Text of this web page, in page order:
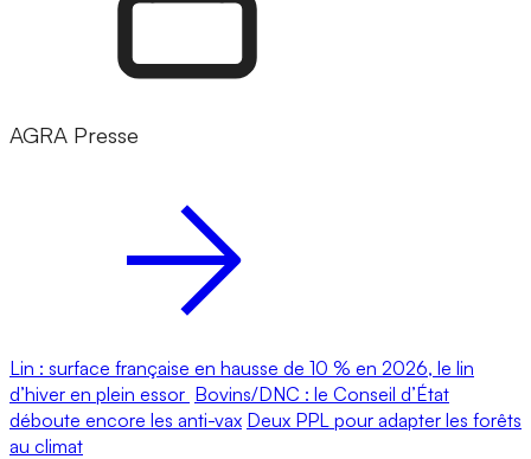
AGRA Presse
Lin : surface française en hausse de 10 % en 2026, le lin
d’hiver en plein essor Bovins/DNC : le Conseil d’État
déboute encore les anti-vax Deux PPL pour adapter les forêts
au climat